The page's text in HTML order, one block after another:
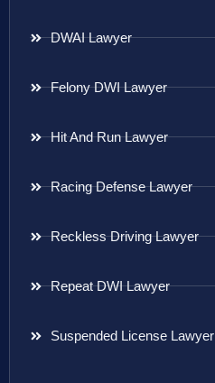
DWAI Lawyer
Felony DWI Lawyer
Hit And Run Lawyer
Racing Defense Lawyer
Reckless Driving Lawyer
Repeat DWI Lawyer
Suspended License Lawyer